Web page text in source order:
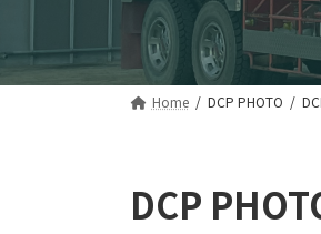
Home DCP PHOTO
DCP